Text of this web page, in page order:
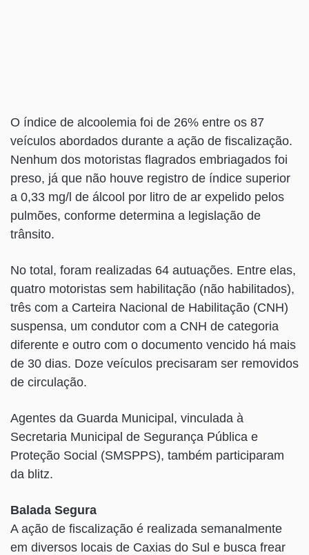
O índice de alcoolemia foi de 26% entre os 87
veículos abordados durante a ação de fiscalização.
Nenhum dos motoristas flagrados embriagados foi
preso, já que não houve registro de índice superior
a 0,33 mg/l de álcool por litro de ar expelido pelos
pulmões, conforme determina a legislação de
trânsito.
No total, foram realizadas 64 autuações. Entre elas,
quatro motoristas sem habilitação (não habilitados),
três com a Carteira Nacional de Habilitação (CNH)
suspensa, um condutor com a CNH de categoria
diferente e outro com o documento vencido há mais
de 30 dias. Doze veículos precisaram ser removidos
de circulação.
Agentes da Guarda Municipal, vinculada à
Secretaria Municipal de Segurança Pública e
Proteção Social (SMSPPS), também participaram
da blitz.
Balada Segura
A ação de fiscalização é realizada semanalmente
em diversos locais de Caxias do Sul e busca frear